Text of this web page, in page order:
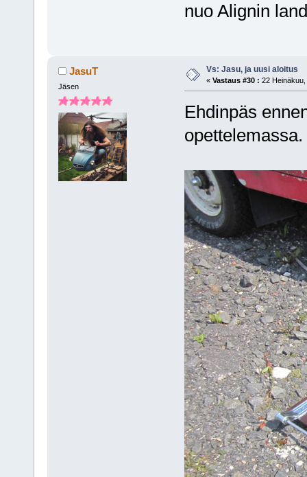
nuo Alignin
JasuT
Jäsen
Vs: Jasu, ja uusi aloitus
« Vastaus #30 : 22
Ehdinpäs